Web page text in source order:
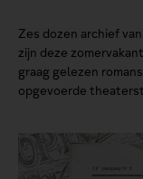
Zes dozen archief
zijn deze
graag gelezen
opgevoerde